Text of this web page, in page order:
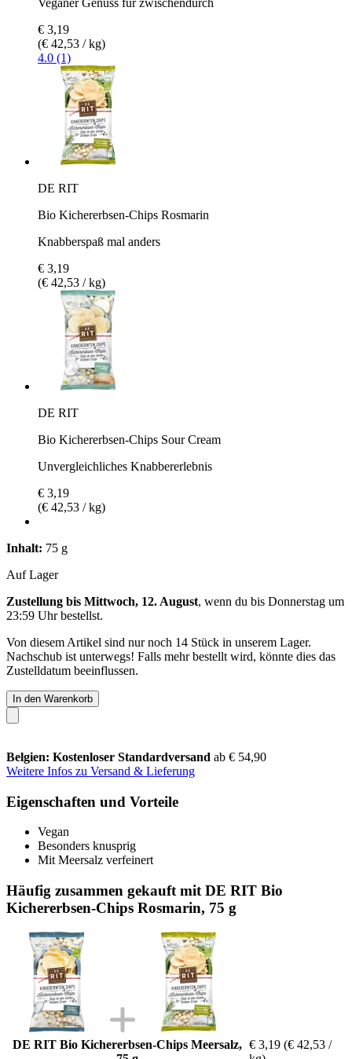
€ 3,19
(€ 42,53 / kg)
4.0 (1)
DE RIT
Bio Kichererbsen-Chips Rosmarin
Knabberspaß mal anders
€ 3,19
(€ 42,53 / kg)
DE RIT
Bio Kichererbsen-Chips Sour Cream
Unvergleichliches Knabbererlebnis
€ 3,19
(€ 42,53 / kg)
Inhalt: 75 g
Auf Lager
Zustellung bis Mittwoch, 12. August, wenn du bis Donnerstag um
23:59 Uhrbestellst.
Von diesem Artikel sind nur noch 14 Stück in unserem Lager.
Nachschub ist unterwegs! Falls mehr bestellt wird, könnte dies das
Zustelldatum beeinflussen.
In den Warenkorb
Belgien: Kostenloser Standardversand ab € 54,90
Weitere Infos zu Versand & Lieferung
Eigenschaften und Vorteile
Vegan
Besonders knusprig
Mit Meersalz verfeinert
Häufig zusammen gekauft mit DE RIT Bio
Kichererbsen-Chips Rosmarin, 75 g
DE RIT Bio Kichererbsen-Chips Meersalz, € 3,19 (€ 42,53 /